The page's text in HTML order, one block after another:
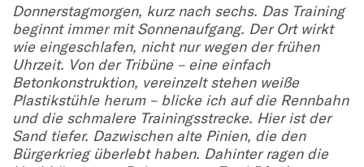
Donnerstagmorgen, kurz nach sechs. Das Training
beginnt immer mit Sonnenaufgang. DerOrt wirkt
wie eingeschlafen, nicht nur wegen der frühen
Uhrzeit. Von der Tribüne – eine einfach
Betonkonstruktion, vereinzelt stehen weiße
Plastikstühle herum – blicke ich auf die Rennbahn
und die schmalere Trainingsstrecke. Hier ist der
Sand tiefer. Dazwischen alte Pinien, die den
Bürgerkrieg überlebt haben. Dahinter ragen die